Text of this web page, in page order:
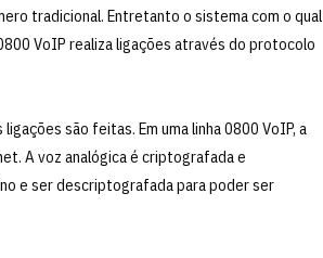
tradicional. Entretanto o sistema com o qual
VoIP realiza ligações através do protocolo
são feitas. Em uma linha 0800 VoIP, a
A voz analógica é criptografada e
e ser descriptografada para poder ser